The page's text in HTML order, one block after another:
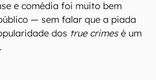
e comédia foi muito bem
— sem falar que a piada
dos true crimesé um